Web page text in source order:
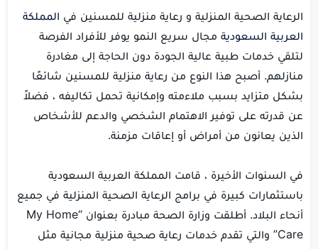
الرعاية الصحية المنزلية و رعاية منزلية للمسنين في المملكة
العربية السعودية مجال سريع النمو يوفر للأفراد الفرصة
لتلقي خدمات طبية عالية الجودة دون الحاجة إلى مغادرة
منازلهم. أصبح هذا النوع من رعاية منزلية للمسنين شائعًا
بشكل متزايد بسبب ملاءمته وإمكانية تحمل تكاليفه ، فضلاً
عن قدرته على توفير الاهتمام الشخصي والدعم للأشخاص
الذين يعانون من أمراض أو إعاقات مزمنة.
في السنوات الأخيرة ، قامت المملكة العربية السعودية
باستثمارات كبيرة في برامج الرعاية الصحية المنزلية في جميع
أنحاء البلاد. أطلقت وزارة الصحة مبادرة بعنوان “My Home
Care” والتي تقدم خدمات رعاية صحية منزلية مجانية مثل